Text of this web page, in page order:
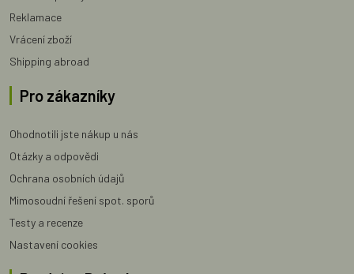
Reklamace
Vrácení zboží
Shipping abroad
Pro zákazníky
Ohodnotili jste nákup u nás
Otázky a odpovědi
Ochrana osobních údajů
Mimosoudní řešení spot. sporů
Testy a recenze
Nastavení cookies